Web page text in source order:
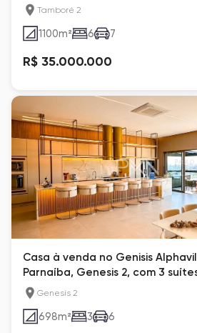
Tamboré 2
1100m² 6 7
R$ 35.000.000
Casa à venda no Genisis
Parnaíba, Genesis 2, com 3
Residencial Gênesis II
Genesis 2
698m² 3 6